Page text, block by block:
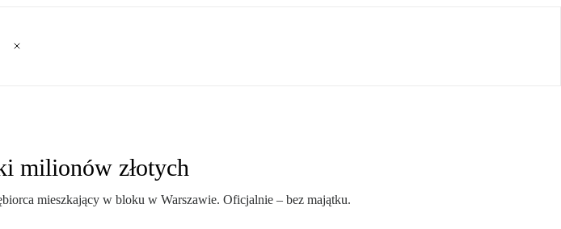
milionów złotych
mieszkający w bloku w Warszawie. Oficjalnie – bez majątku.